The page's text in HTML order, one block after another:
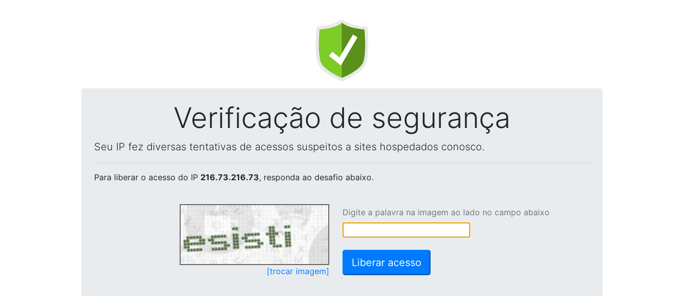
Verificação de segurança
Seu IP fez diversas tentativas de acessos suspeitos a sites hospedados conosco.
Para liberar o acesso do IP 216.73.216.73, responda ao desafio abaixo.
[trocar imagem]
Digite a palavra na imagem ao lado no campo abaixo